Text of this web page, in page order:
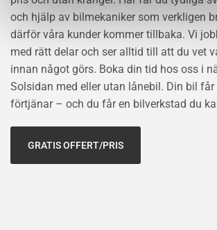
och hjälp av bilmekaniker som verkligen
därför våra kunder kommer tillbaka. Vi
med rätt delar och ser alltid till att du vet
innan något görs. Boka din tid hos oss i
Solsidan med eller utan lånebil. Din bil får
förtjänar – och du får en bilverkstad du
GRATIS OFFERT/PRIS